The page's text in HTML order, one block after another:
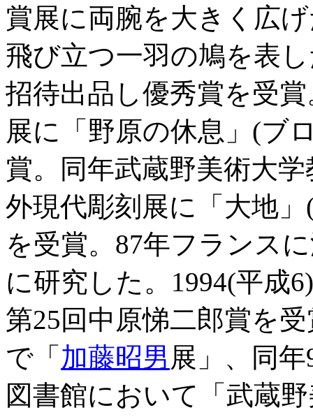
賞展に両腕を大きく広
飛び立つ一羽の鳩を表
招待出品し優秀賞を受
展に「野原の休息」(ブ
賞。同年武蔵野美術大
外現代彫刻展に「大地
を受賞。87年フランス
に研究した。1994(平成
第25回中原悌二郎賞を
で「 加藤昭男 展」、同
図書館において「武蔵